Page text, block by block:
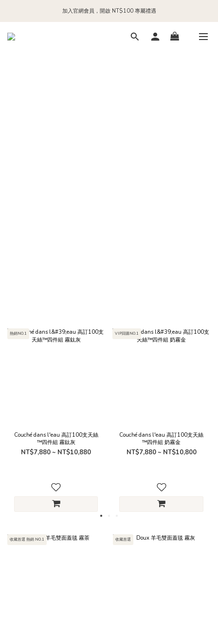
每日 24:00 前下單，現貨商品隔日出貨
加入官網會員，開啟 NT$100 專屬禮遇
加入官方 LINE，領取 NT$200 購物金
熱銷NO.1
Couché dans l'eau 高訂100支天絲
™四件組 霧鈦灰
NT$7,880 ~ NT$10,880
VIP回購NO.1
Couché dans l'eau 高訂100支天絲
™四件組 奶霧金
NT$7,880 ~ NT$10,800
收藏首選 熱銷 NO.1 收藏首選